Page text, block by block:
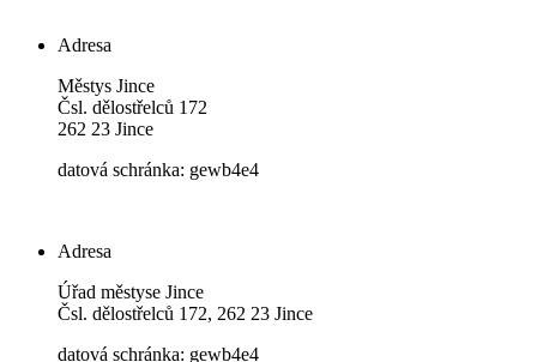
Adresa
Městys Jince
Čsl. dělostřelců 172
262 23 Jince
datová schránka: gewb4e4
Adresa
Úřad městyse Jince
Čsl. dělostřelců 172, 262 23 Jince
datová schránka: gewb4e4